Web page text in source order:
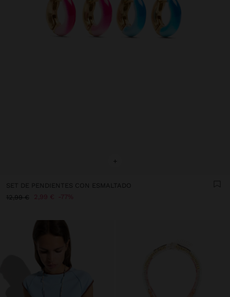
+
SET DE PENDIENTES CON ESMALTADO
12,99 €
2,99 € 77%